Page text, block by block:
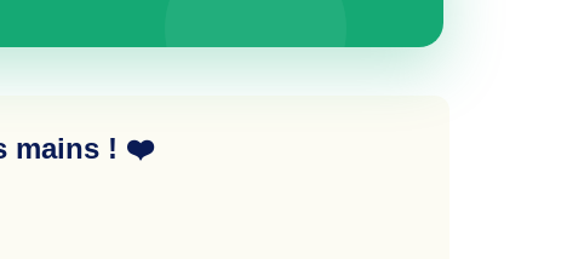
mains ! ❤️